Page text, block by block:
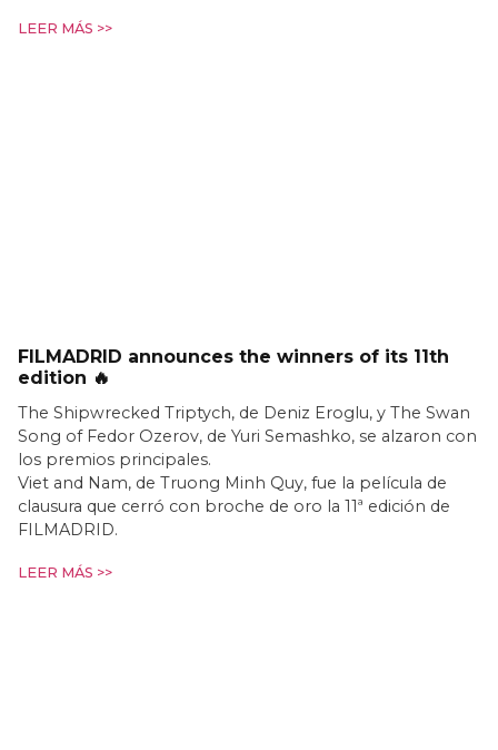
LEER MÁS >>
FILMADRID announces the winners of its 11th
edition 🔥
The Shipwrecked Triptych, de Deniz Eroglu, y The Swan
Song of Fedor Ozerov, de Yuri Semashko, se alzaron con
los premios principales.
Viet and Nam, de Truong Minh Quy, fue la película de
clausura que cerró con broche de oro la 11ª edición de
FILMADRID.
LEER MÁS >>